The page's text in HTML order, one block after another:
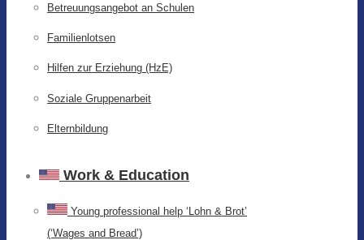
Betreuungsangebot an Schulen
Familienlotsen
Hilfen zur Erziehung (HzE)
Soziale Gruppenarbeit
Elternbildung
Work & Education
Young professional help ‘Lohn & Brot’
(‘Wages and Bread’)